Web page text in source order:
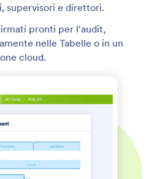
supervisori e direttori.
pronti per l'audit,
nelle Tabelle o in un
cloud.